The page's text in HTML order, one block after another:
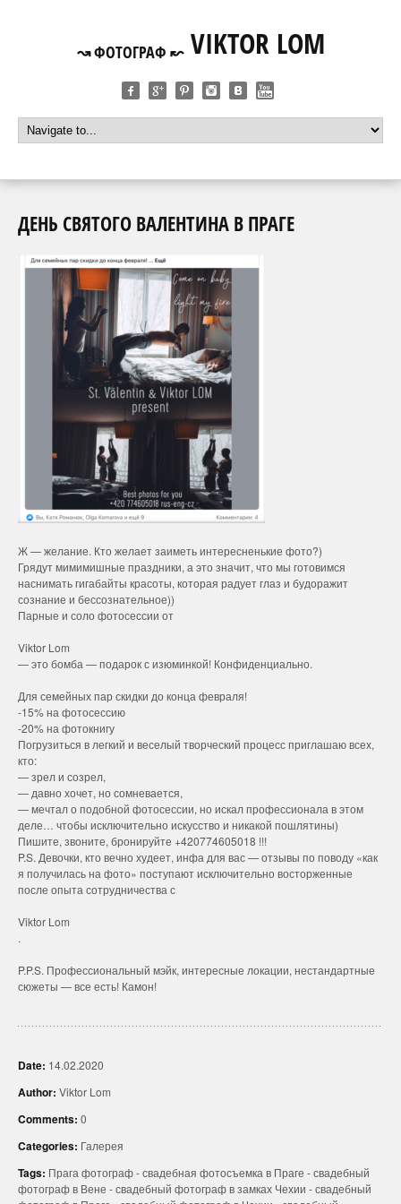
↝ ФОТОГРАФ ↜VIKTOR LOM
ДЕНЬ СВЯТОГО ВАЛЕНТИНА В ПРАГЕ
Ж — желание. Кто желает заиметь интересненькие фото?)
Грядут мимимишные праздники, а это значит, что мы готовимся
наснимать гигабайты красоты, которая радует глаз и будоражит
сознание и бессознательное))
Парные и соло фотосессии от
Viktor Lom
— это бомба — подарок с изюминкой! Конфиденциально.
Для семейных пар скидки до конца февраля!
-15% на фотосессию
-20% на фотокнигу
Погрузиться в легкий и веселый творческий процесс приглашаю всех,
кто:
— зрел и созрел,
— давно хочет, но сомневается,
— мечтал о подобной фотосессии, но искал профессионала в этом
деле… чтобы исключительно искусство и никакой пошлятины)
Пишите, звоните, бронируйте +420774605018 !!!
P.S. Девочки, кто вечно худеет, инфа для вас — отзывы по поводу «как
я получилась на фото» поступают исключительно восторженные
после опыта сотрудничества с
Viktor Lom
.
P.P.S. Профессиональный мэйк, интересные локации, нестандартные
сюжеты — все есть! Камон!
Date: 14.02.2020
Author: Viktor Lom
Comments: 0
Categories: Галерея
Tags: Прага фотограф-свадебная фотосъемка в Праге -свадебный
фотограф в Вене -свадебный фотограф в замках Чехии -свадебный